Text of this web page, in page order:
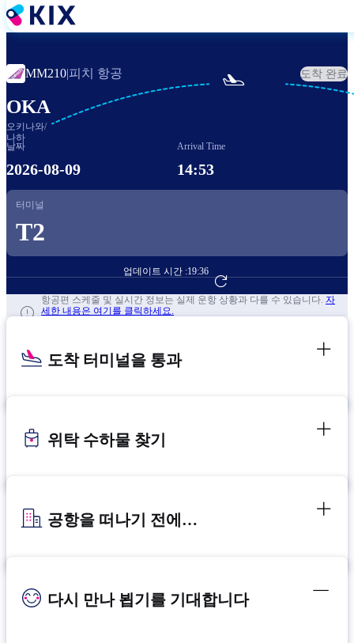
주
요
텐
츠
건
너
뛰
기
MM210|피치 항공 도착 완료
OKA
오키나와/
나하

날짜
2026-08-09
Arrival Time
14:53
터미널
T2
업데이트 시간 :19:36
항공편 예약하기
항공편 스케줄 및 실시간 정보는 실제 운항 상황과 다를 수 있습니다. 자
세한 내용은 여기를 클릭하세요.
도착 터미널을 통과
위탁 수하물 찾기
공항을 떠나기 전에…
다시 만나 뵙기를 기대합니다